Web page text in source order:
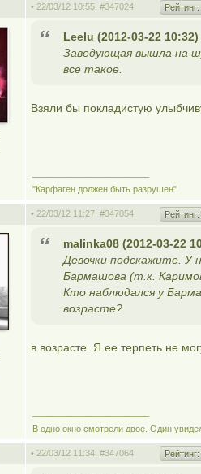
• 22/03/12 10:55, #347024 Рейтинг:
Leelu (2012-03-22 10:32)
Заведующая вышла на
все такое.
Взяли бы покладистую
"Карфаген должен быть разрушен"
• 22/03/12 11:27, #347054 Рейтинг:
malinka08 (2012-03-22
Девочки подскажите. У
Бармашова (т.к.
Кто наблюдался у
возрасте?
в возрасте. Я ее терпеть не
В одно окно смотрели двое. Один
• 22/03/12 11:34, #347064 Рейтинг: